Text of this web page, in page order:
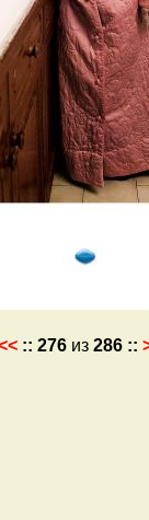
:: 276из 286 ::